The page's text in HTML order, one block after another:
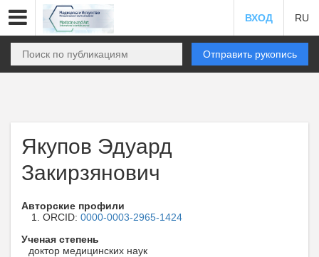
ВХОД RU
Отправить рукопись
Якупов Эдуард
Закирзянович
Авторские профили
ORCID: 0000-0003-2965-1424
Ученая степень
доктор медицинских наук